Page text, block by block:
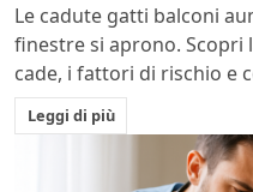
Le cadute gatti balconi
finestre si aprono. Scopri
cade, i fattori di rischio e
Leggi di più